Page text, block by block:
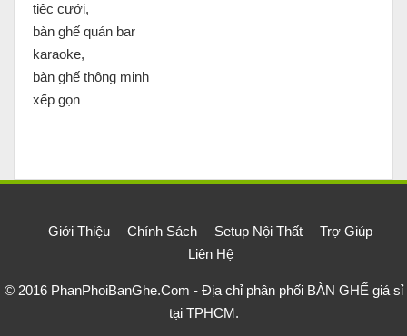
tiệc cưới,
bàn ghế quán bar
karaoke,
bàn ghế thông minh
xếp gọn
Giới Thiệu Chính Sách Setup Nội Thất
Trợ Giúp
Liên Hệ
© 2016 PhanPhoiBanGhe.Com - Địa chỉ phân phối BÀN GHẾ giá sỉ
tại TPHCM.